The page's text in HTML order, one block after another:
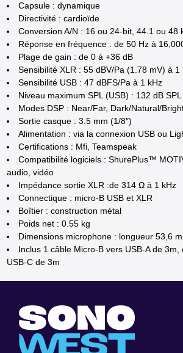
Capsule : dynamique
Directivité : cardioïde
Conversion A/N : 16 ou 24-bit, 44.1 ou 48
Réponse en fréquence : de 50 Hz à
Plage de gain : de 0 à +36 dB
Sensibilité XLR : 55 dBV/Pa (1.78 mV) à 1
Sensibilité USB : 47 dBFS/Pa à 1 kHz
Niveau maximum SPL (USB) : 132 dB SPL
Modes DSP : Near/Far, Dark/Natural/
Sortie casque : 3.5 mm (1/8″)
Alimentation : via la connexion USB ou
Certifications : Mfi, Teamspeak
Compatibilité logiciels : ShurePlus™
audio, vidéo
Impédance sortie XLR :de 314 Ω à 1 kHz
Connectique : micro-B USB et XLR
Boîtier : construction métal
Poids net : 0.55 kg
Dimensions microphone : longueur 53,6
Inclus 1 câble Micro-B vers USB-A de 3m,
USB-C de 3m